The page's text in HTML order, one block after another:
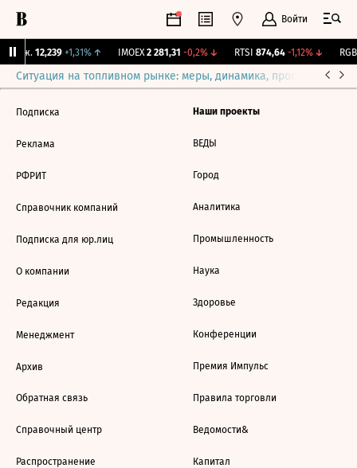
Войти
Бирж. 12,239 +1,31%↑ IMOEX 2 281,31 -0,2%↓ RTSI 874,64 -1,12%↓ RGBI
Ситуация на топливном рынке: меры, динамика, прогнозы
Подписка
Реклама
РФРИТ
Справочник компаний
Подписка для юр.лиц
О компании
Редакция
Менеджмент
Архив
Обратная связь
Справочный центр
Распространение
Наши проекты
ВЕДЫ
Город
Аналитика
Промышленность
Наука
Здоровье
Конференции
Премия Импульс
Правила торговли
Ведомости&
Капитал